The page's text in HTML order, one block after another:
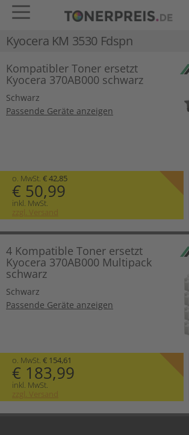
Kyocera KM 3530 Fdspn
Kompatibler Toner ersetzt
Kyocera 370AB000 schwarz
Schwarz
Passende Geräte anzeigen
o. MwSt. € 42,85
€ 50,99
inkl. MwSt.
zzgl. Versand
4 Kompatible Toner ersetzt
Kyocera 370AB000 Multipack
schwarz
Schwarz
Passende Geräte anzeigen
o. MwSt. € 154,61
€ 183,99
inkl. MwSt.
zzgl. Versand